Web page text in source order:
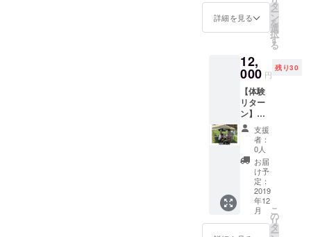
貴重品
は持ち
どご本
人・参
加者・
保護者
様の責
任に
おいて
管理さ
れます
ようお
願いし
ます。
盗難・
紛失に
ついて
の一切
の責任
ハウは
お伝え
LINEや
messe
ngerで1
時間会
話 ・有
効期限
はプロ
ジェク
ト成立
月から2
年とさ
せて頂
きま
す。 ・
アドバ
くださ
い。 お
伝えし
ます。
ジェク
ト成立
後の
2020年
1月から
非公開
の
Facebo
okグ
ループ
に招待
しま
す。週
い！！
そう
思った
お願い
しま
す！ お
礼の
メッ
セージ
を送ら
せてい
ただき
ます。
詳細を見る
タ
ー
ン
を
選
択
す
る
12,
000 円
残り30
【体験
リター
ン】庭
でキャ
ンプ券
（4名ま
で）
BBQ
セット
をお貸
ししま
す。 一
人3000
支援
者：
0人
お届
け予
定：
2019
年12
月
こ
の
リ
タ
ー